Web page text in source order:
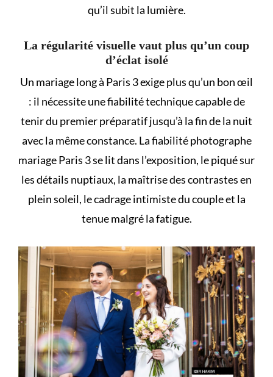
qu’il subit la lumière.
La régularité visuelle vaut plus qu’un coup
d’éclat isolé
Un mariage long à Paris 3 exige plus qu’un bon œil
: il nécessite une fiabilité technique capable de
tenir du premier préparatif jusqu’à la fin de la nuit
avec la même constance. La fiabilité photographe
mariage Paris 3 se lit dans l’exposition, le piqué sur
les détails nuptiaux, la maîtrise des contrastes en
plein soleil, le cadrage intimiste du couple et la
tenue malgré la fatigue.